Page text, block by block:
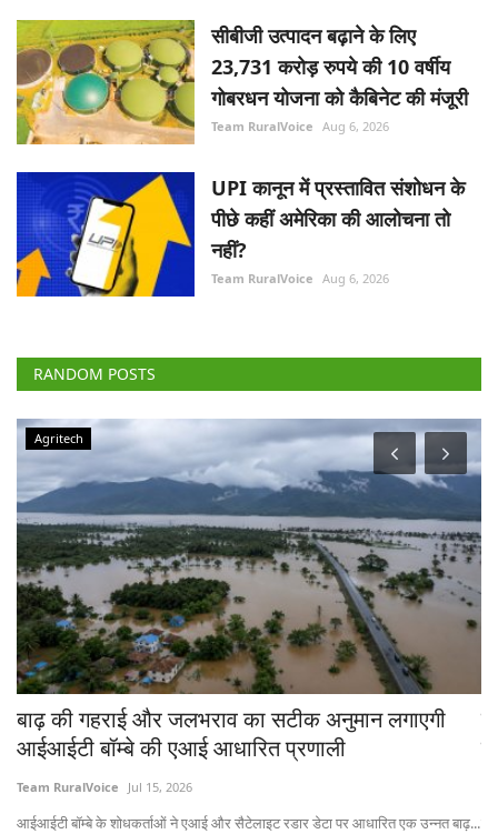
सीबीजी उत्पादन बढ़ाने के लिए
23,731 करोड़ रुपये की 10 वर्षीय
गोबरधन योजना को कैबिनेट की मंजूरी
Team RuralVoice Aug 6, 2026
UPI कानून में प्रस्तावित संशोधन के
पीछे कहीं अमेरिका की आलोचना तो
नहीं?
Team RuralVoice Aug 6, 2026
RANDOM POSTS
उन्नत बाढ़...
Agriculture Conclave and NACOF Awards 2022
टेक्नोलॉजी के इस्तेमाल और विविधीकरण से बढ़ सकती
किसानों की आय, रूरल वॉयस कॉन्क्लेव में बोले विशेषज्ञ
Team RuralVoice Dec 30, 2022
नास के चेयरमैन डॉ त्रिलोचन महापात्र ने कहा कि किसानों को खेती में विविधीकरण